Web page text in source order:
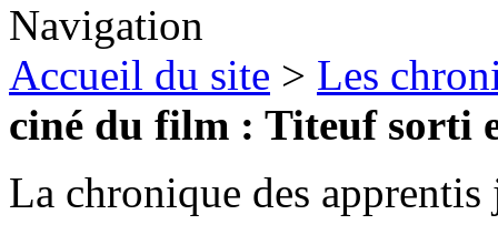
Navigation
Accueil du site > Les
ciné du film : Titeuf sorti
La chronique des